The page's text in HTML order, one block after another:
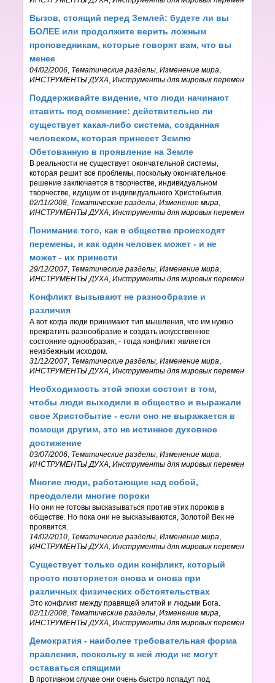
Вызов, стоящий перед Землей: будете ли вы
БОЛЕЕ или продолжите верить ложным
проповедникам, которые говорят вам, что вы
менее
04/02/2006 Тематические разделы ,Изменение мира
ИНСТРУМЕНТЫ ДУХА ,Инструменты для мировых перемен
Поддерживайте видение, что люди начинают
ставить под сомнение: действительно ли
существует какая-либо система, созданная
человеком, которая принесет Землю
Обетованную в проявление на Земле
В реальности не существует окончательной системы,
которая решит все проблемы, поскольку окончательное
решение заключается в творчестве, индивидуальном
творчестве, идущим от индивидуального Христобытия.
02/11/2008 Тематические разделы ,Изменение мира
ИНСТРУМЕНТЫ ДУХА ,Инструменты для мировых перемен
Понимание того, как в обществе происходят
перемены, и как один человек может - и не
может - их принести
29/12/2007 Тематические разделы ,Изменение мира
ИНСТРУМЕНТЫ ДУХА ,Инструменты для мировых перемен
Конфликт вызывают не разнообразие и
различия
А вот когда люди принимают тип мышления, что им нужно
прекратить разнообразие и создать искусственное
состояние однообразия, - тогда конфликт является
неизбежным исходом.
31/12/2007 Тематические разделы ,Изменение мира
ИНСТРУМЕНТЫ ДУХА ,Инструменты для мировых перемен
Необходимость этой эпохи состоит в том,
чтобы люди выходили в общество и выражали
свое Христобытие - если оно не выражается в
помощи другим, это не истинное духовное
достижение
03/07/2006 Тематические разделы ,Изменение мира
ИНСТРУМЕНТЫ ДУХА ,Инструменты для мировых перемен
Многие люди, работающие над собой,
преодолели многие пороки
Но они не готовы высказываться против этих пороков в
обществе. Но пока они не высказываются, Золотой Век не
проявится.
14/02/2010 Тематические разделы ,Изменение мира
ИНСТРУМЕНТЫ ДУХА ,Инструменты для мировых перемен
Существует только один конфликт, который
просто повторяется снова и снова при
различных физических обстоятельствах
Это конфликт между правящей элитой и людьми Бога.
02/11/2008 Тематические разделы ,Изменение мира
ИНСТРУМЕНТЫ ДУХА ,Инструменты для мировых перемен
Демократия - наиболее требовательная форма
правления, поскольку в ней люди не могут
оставаться спящими
В противном случае они очень быстро попадут под